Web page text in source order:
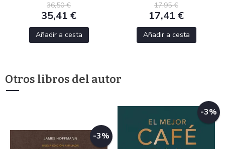
36,50 €
35,41 €
Añadir a cesta
17,95 €
17,41 €
Añadir a cesta
Otros libros del autor
-3%
-3%